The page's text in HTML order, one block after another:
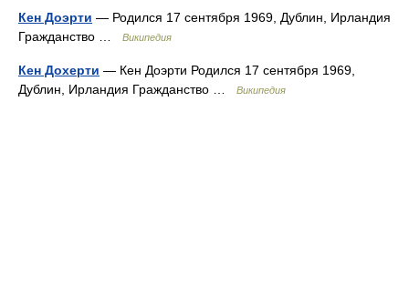
Кен Доэрти — Родился 17 сентября 1969, Дублин, Ирландия
Гражданство …
Википедия
Кен Дохерти — Кен Доэрти Родился 17 сентября 1969,
Дублин, Ирландия Гражданство …
Википедия